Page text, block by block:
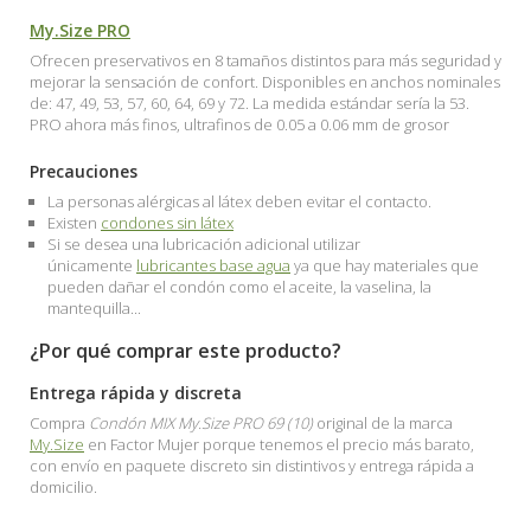
My.Size PRO
Ofrecen preservativos en 8 tamaños distintos para más seguridad y
mejorar la sensación de confort. Disponibles en anchos nominales
de: 47, 49, 53, 57, 60, 64, 69 y 72. La medida estándar sería la 53.
PRO ahora más finos, ultrafinos de 0.05 a 0.06 mm de grosor
Precauciones
La personas alérgicas al látex deben evitar el contacto.
Existen condones sin látex
Si se desea una lubricación adicional utilizar
únicamente lubricantes base agua ya que hay materiales que
pueden dañar el condón como el aceite, la vaselina, la
mantequilla...
¿Por qué comprar este producto?
Entrega rápida y discreta
Compra Condón MIX My.Size PRO 69 (10)original de la marca
My.Size en Factor Mujer porque tenemos el precio más barato,
con envío en paquete discreto sin distintivos y entrega rápida a
domicilio.